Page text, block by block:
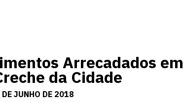
Arrecadados em
da Cidade
JUNHO DE 2018